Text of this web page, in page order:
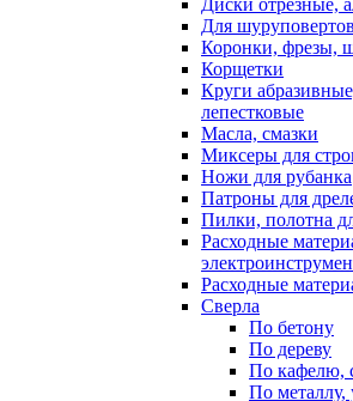
Для
Коронки, фрезы,
Корщетки
Круги
лепестковые
Масла, смазки
Миксеры для
Ножи для рубанка
Патроны для
Пилки, полотна
Расходные
Расходные
Сверла
По бетону
По дереву
По кафелю,
По металлу,